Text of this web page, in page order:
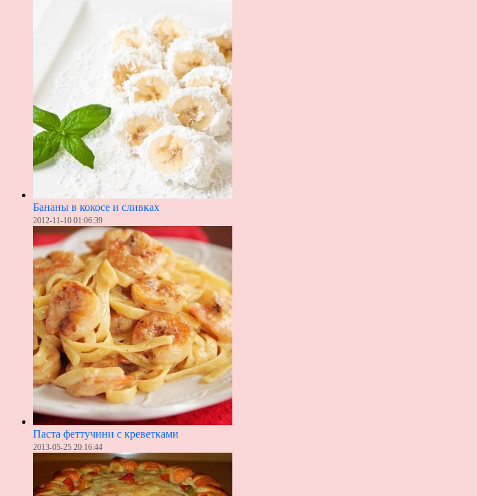
Бананы в кокосе и сливках
2012-11-10 01:06:39
Паста феттучини с креветками
2013-05-25 20:16:44